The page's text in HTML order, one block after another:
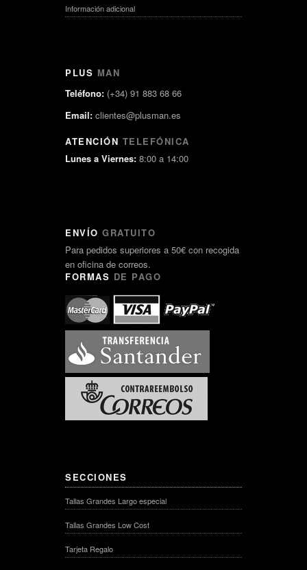
Información adicional
PLUS MAN
Teléfono: (+34) 91 883 68 66
Email: clientes@plusman.es
ATENCIÓN TELEFÓNICA
Lunes a Viernes: 8:00 a 14:00
ENVÍO GRATUITO
Para pedidos superiores a 50€ con recogida
en oficina de correos.
FORMAS DE PAGO
SECCIONES
Tallas Grandes Largo especial
Tallas Grandes Low Cost
Tarjeta Regalo